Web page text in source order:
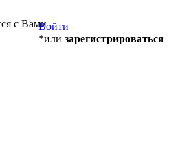
с ВамиВойти
*или зарегистрироваться